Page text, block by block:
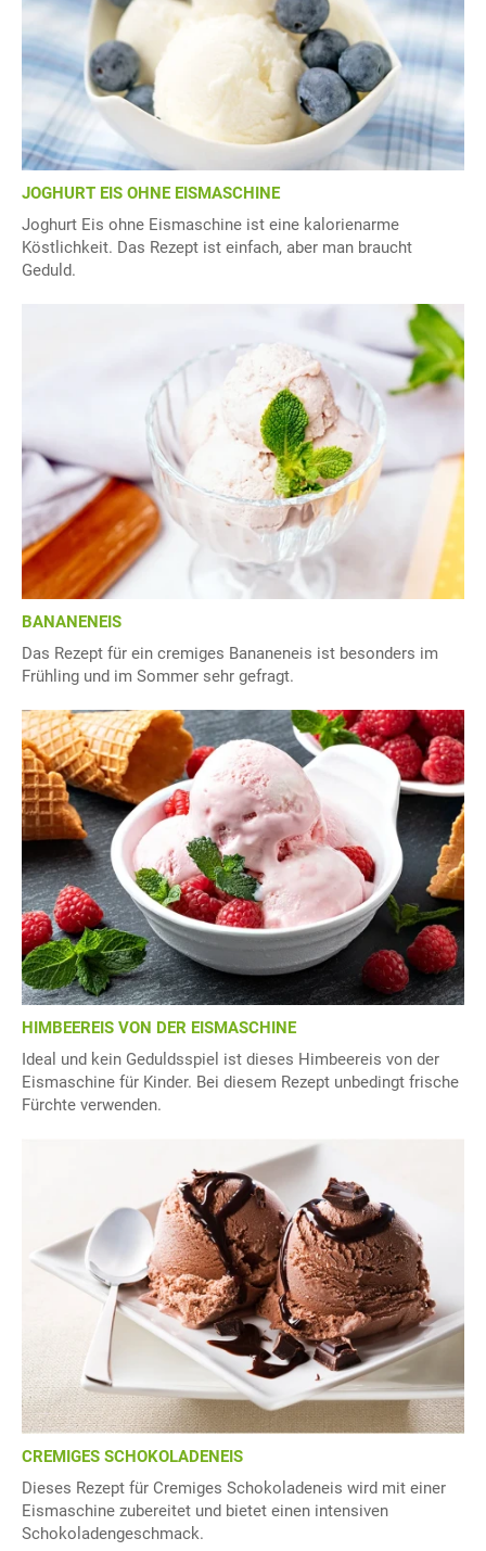
JOGHURT EIS OHNE EISMASCHINE
Joghurt Eis ohne Eismaschine ist eine kalorienarme
Köstlichkeit. Das Rezept ist einfach, aber man braucht
Geduld.
BANANENEIS
Das Rezept für ein cremiges Bananeneis ist besonders im
Frühling und im Sommer sehr gefragt.
HIMBEEREIS VON DER EISMASCHINE
Ideal und kein Geduldsspiel ist dieses Himbeereis von der
Eismaschine für Kinder. Bei diesem Rezept unbedingt frische
Fürchte verwenden.
CREMIGES SCHOKOLADENEIS
Dieses Rezept für Cremiges Schokoladeneis wird mit einer
Eismaschine zubereitet und bietet einen intensiven
Schokoladengeschmack.